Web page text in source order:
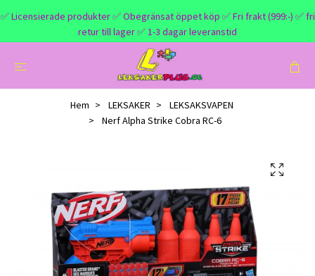
✅ Licensierade produkter ✅ Obegränsat öppet köp ✅ Fri frakt (999:-) ✅ fri
retur till lager ✅ 1-3 dagar leveranstid
Hem LEKSAKER
LEKSAKSVAPEN
Nerf Alpha Strike Cobra RC-6